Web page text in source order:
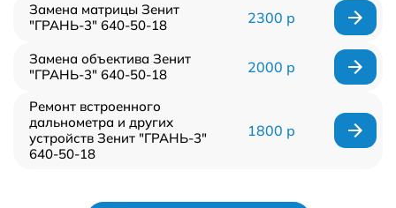
Замена матрицы Зенит
"ГРАНЬ-3" 640-50-18
2300 р
Замена объектива Зенит
"ГРАНЬ-3" 640-50-18
2000 р
Ремонт встроенного
дальнометра и других
устройств Зенит "ГРАНЬ-3"
640-50-18
1800 р